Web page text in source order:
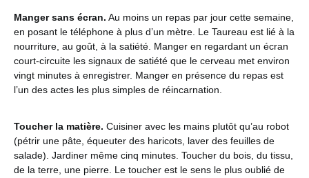
Manger sans écran. Au moins un repas par jour cette semaine,
en posant le téléphone à plus d’un mètre. Le Taureau est lié à la
nourriture, au goût, à la satiété. Manger en regardant un écran
court-circuite les signaux de satiété que le cerveau met environ
vingt minutes à enregistrer. Manger en présence du repas est
l’un des actes les plus simples de réincarnation.
Toucher la matière. Cuisiner avec les mains plutôt qu’au robot
(pétrir une pâte, équeuter des haricots, laver des feuilles de
salade). Jardiner même cinq minutes. Toucher du bois, du tissu,
de la terre, une pierre. Le toucher est le sens le plus oublié de